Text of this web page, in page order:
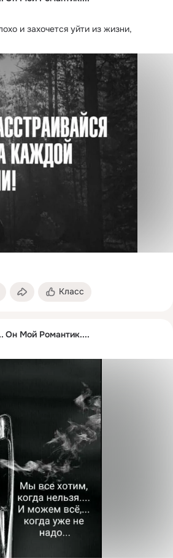
и захочется уйти из жизни,
Класс
Он Мой Романтик....